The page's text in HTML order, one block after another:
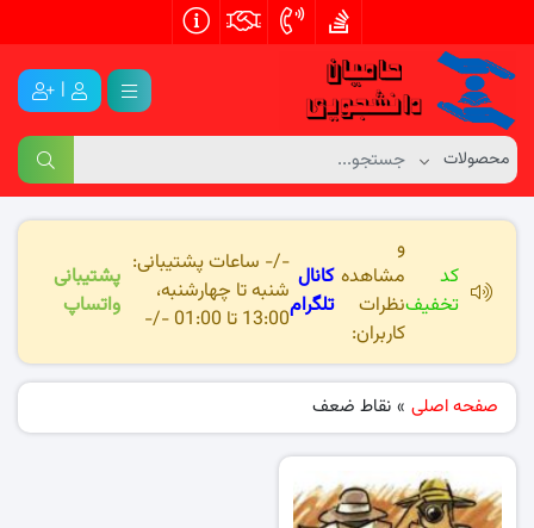
|
کد
تخفیف
و
مشاهده
نظرات
کاربران:
کانال
تلگرام
-/- ساعات پشتیبانی:
شنبه تا چهارشنبه،
13:00 تا 01:00 -/-
پشتیبانی
واتساپ
صفحه اصلی » نقاط ضعف